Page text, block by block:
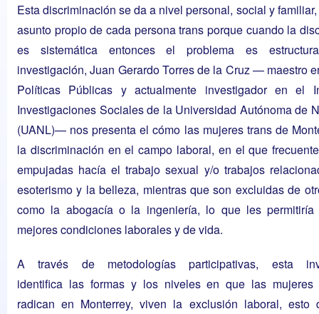
Esta discriminación se da a nivel personal, social y
asunto propio de cada persona trans porque cuando la
es sistemática entonces el problema es
investigación, Juan Gerardo Torres de la Cruz — maestro
Políticas Públicas y actualmente investigador en el
Investigaciones Sociales de la Universidad Autónoma de
(UANL)— nos presenta el cómo las mujeres trans de
la discriminación en el campo laboral, en el que
empujadas hacía el trabajo sexual y/o trabajos
esoterismo y la belleza, mientras que son excluidas de
como la abogacía o la ingeniería, lo que les permitiría
mejores condiciones laborales y de vida.
A través de metodologías participativas, esta
identifica las formas y los niveles en que las mujeres
radican en Monterrey, viven la exclusión laboral, esto